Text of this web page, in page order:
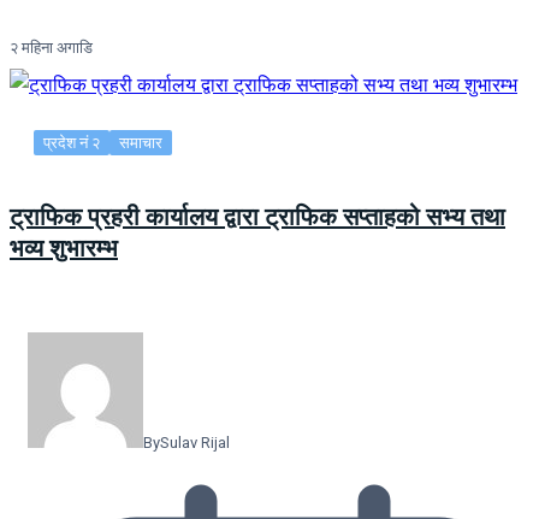
२ महिना अगाडि
प्रदेश नं २ समाचार
ट्राफिक प्रहरी कार्यालय द्वारा ट्राफिक सप्ताहको सभ्य तथा
भव्य शुभारम्भ
BySulav Rijal